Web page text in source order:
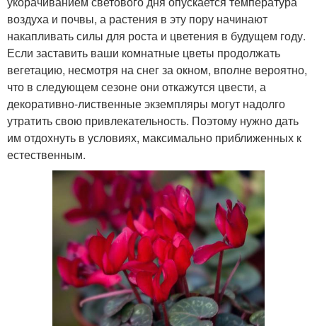
воздуха и почвы, а растения в эту пору начинают
накапливать силы для роста и цветения в будущем году.
Если заставить ваши комнатные цветы продолжать
вегетацию, несмотря на снег за окном, вполне вероятно,
что в следующем сезоне они откажутся цвести, а
декоративно-лиственные экземпляры могут надолго
утратить свою привлекательность. Поэтому нужно дать
им отдохнуть в условиях, максимально приближенных к
естественным.